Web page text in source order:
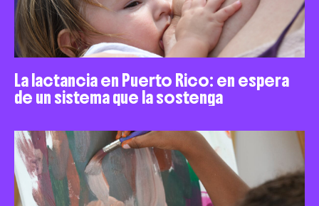
La lactancia en Puerto Rico: en espera
de un sistema que la sostenga